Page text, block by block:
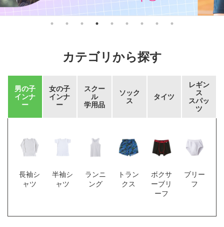
カテゴリから探す
男の子
インナ
ー
女の子
インナ
ー
スクー
ル
学用品
ソック
ス
タイツ
レギン
ス
スパッ
ツ
長袖シ
ャツ
半袖シ
ャツ
ランニ
ング
トラン
クス
ボクサ
ーブリ
ーフ
ブリー
フ